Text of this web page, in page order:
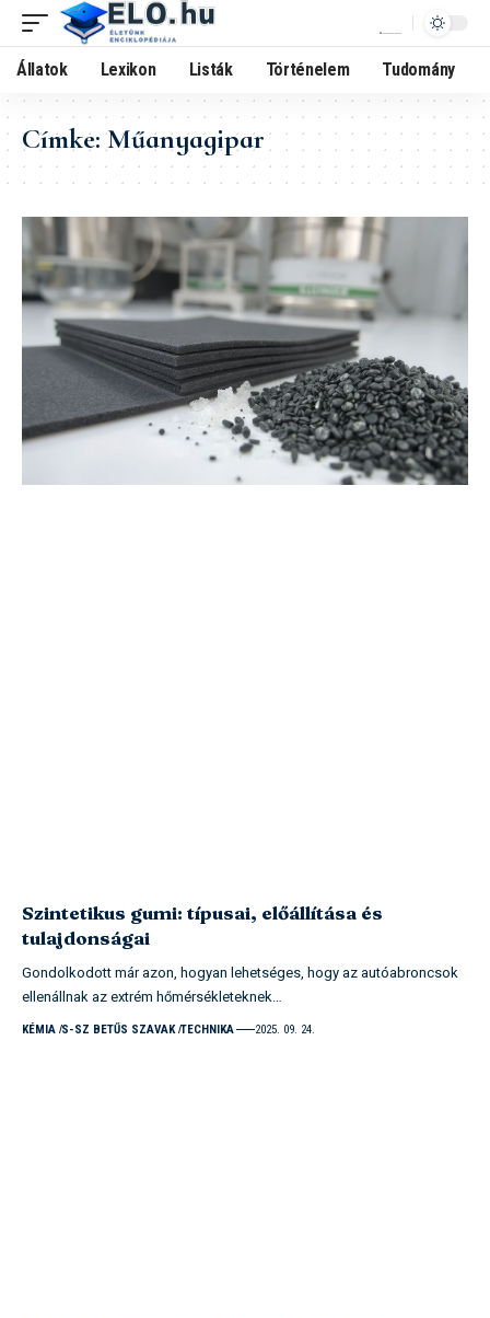
Állatok Lexikon Listák Történelem Tudomány
Címke:Műanyagipar
Szintetikus gumi: típusai, előállítása és
tulajdonságai
Gondolkodott már azon, hogyan lehetséges, hogy az autóabroncsok
ellenállnak az extrém hőmérsékleteknek…
KÉMIA S-SZ BETŰS SZAVAK TECHNIKA 2025. 09. 24.